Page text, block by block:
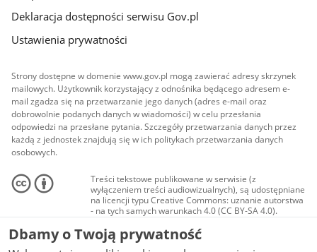
Deklaracja dostępności serwisu Gov.pl
Ustawienia prywatności
Strony dostępne w domenie www.gov.pl mogą zawierać adresy skrzynek
mailowych. Użytkownik korzystający z odnośnika będącego adresem e-
mail zgadza się na przetwarzanie jego danych (adres e-mail oraz
dobrowolnie podanych danych w wiadomości) w celu przesłania
odpowiedzi na przesłane pytania. Szczegóły przetwarzania danych przez
każdą z jednostek znajdują się w ich politykach przetwarzania danych
osobowych.
Treści tekstowe publikowane w serwisie (z
wyłączeniem treści audiowizualnych), są udostępniane
na licencji typu Creative Commons: uznanie autorstwa
- na tych samych warunkach 4.0 (CC BY-SA 4.0).
Materiały audiowizualne, w tym zdjęcia, materiały
audio i wideo, są udostępniane na licencji typu
Creative Commons: uznanie autorstwa użycie
Dbamy o Twoją prywatność